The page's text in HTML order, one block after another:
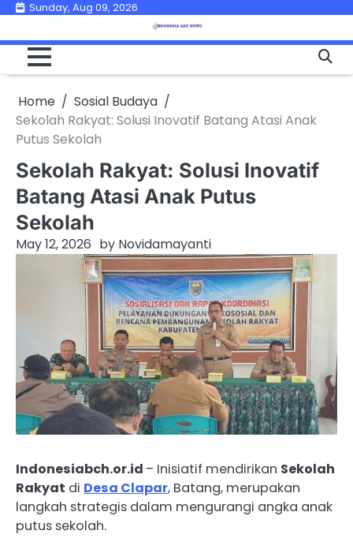
Skip
content
Sunday, Aug 09, 2026
Home
Sosial Budaya
Sekolah Rakyat: Solusi Inovatif Batang Atasi Anak
Putus Sekolah
Sekolah Rakyat: Solusi Inovatif
Batang Atasi Anak Putus
Sekolah
May 12, 2026 by Novidamayanti
Indonesiabch.or.id – Inisiatif mendirikan Sekolah
Rakyat di Desa Clapar, Batang, merupakan
langkah strategis dalam mengurangi angka anak
putus sekolah.